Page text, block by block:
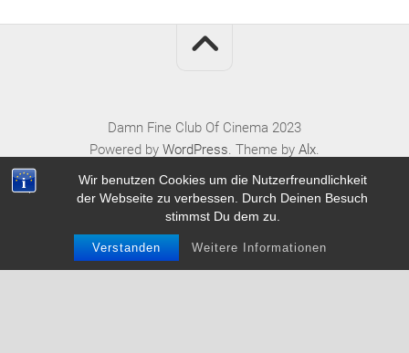
Wir benutzen Cookies um die Nutzerfreundlichkeit
der Webseite zu verbessen. Durch Deinen Besuch
stimmst Du dem zu.
Verstanden Weitere Informationen
Damn Fine Club Of Cinema 2023
Powered by WordPress. Theme by Alx.